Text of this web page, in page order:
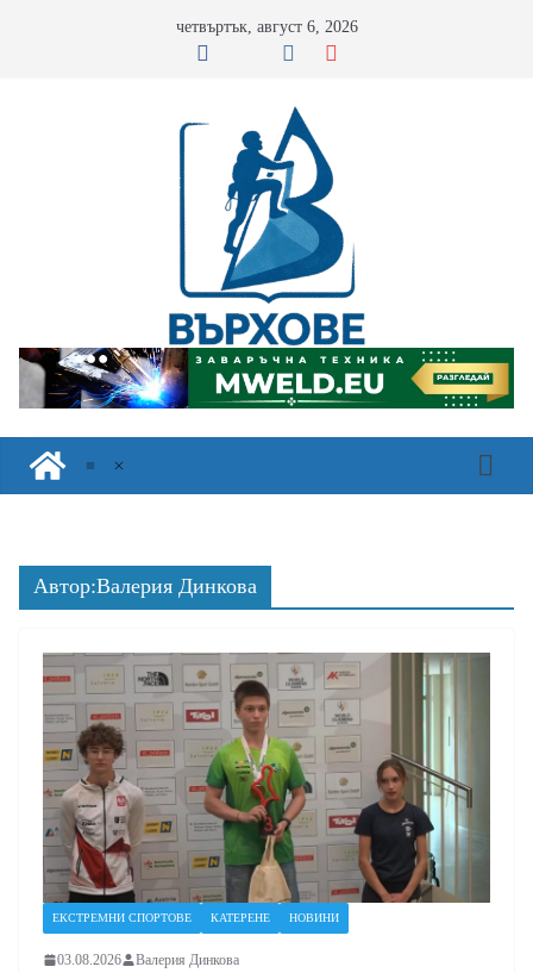
четвъртък, август 6, 2026
Автор:Валерия Динкова
ЕКСТРЕМНИ СПОРТОВЕ КАТЕРЕНЕ НОВИНИ
03.08.2026 Валерия Динкова